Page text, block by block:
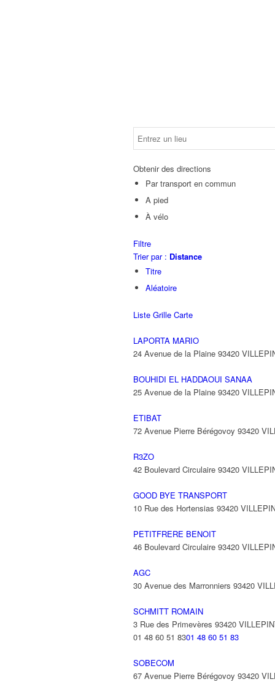
Obtenir des directions
Par transport en commun
A pied
À vélo
Filtre
Trier par : Distance
Titre
Aléatoire
Liste Grille Carte
LAPORTA MARIO
24 Avenue de la Plaine 93420
BOUHIDI EL HADDAOUI SANAA
25 Avenue de la Plaine 93420
ETIBAT
72 Avenue Pierre Bérégovoy 93420
R3ZO
42 Boulevard Circulaire 93420
GOOD BYE TRANSPORT
10 Rue des Hortensias 93420
PETITFRERE BENOIT
46 Boulevard Circulaire 93420
AGC
30 Avenue des Marronniers 93420
SCHMITT ROMAIN
3 Rue des Primevères 93420
01 48 60 51 8301 48 60 51 83
SOBECOM
67 Avenue Pierre Bérégovoy 93420